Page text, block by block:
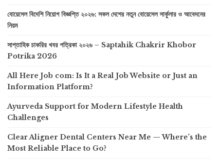
বোয়েসেল বিদেশি নিয়োগ বিজ্ঞপ্তি ২০২৬: সকল দেশের নতুন বোয়েসেল সার্কুলার ও আবেদনের
নিয়ম
সাপ্তাহিক চাকরির খবর পত্রিকা ২০২৬ – Saptahik Chakrir Khobor
Potrika 2026
All Here Job com: Is It a Real Job Website or Just an
Information Platform?
Ayurveda Support for Modern Lifestyle Health
Challenges
Clear Aligner Dental Centers Near Me — Where’s the
Most Reliable Place to Go?